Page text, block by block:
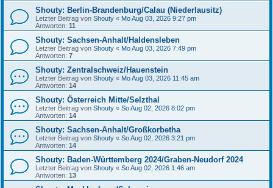
Shouty: Berlin-Brandenburg/Calau (Niederlausitz)
Letzter Beitrag von Shouty « Mo Aug 03, 2026 9:27 pm
Antworten: 11
Shouty: Sachsen-Anhalt/Haldensleben
Letzter Beitrag von Shouty « Mo Aug 03, 2026 7:49 pm
Antworten: 7
Shouty: Zentralschweiz/Hauenstein
Letzter Beitrag von Shouty « Mo Aug 03, 2026 11:45 am
Antworten: 14
Shouty: Österreich Mitte/Selzthal
Letzter Beitrag von Shouty « So Aug 02, 2026 8:02 pm
Antworten: 14
Shouty: Sachsen-Anhalt/Großkorbetha
Letzter Beitrag von Shouty « So Aug 02, 2026 3:21 pm
Antworten: 14
Shouty: Baden-Württemberg 2024/Graben-Neudorf 2024
Letzter Beitrag von Shouty « So Aug 02, 2026 1:46 am
Antworten: 13